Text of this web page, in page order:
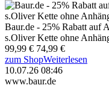
Baur.de - 25% Rabatt auf
s.Oliver Kette ohne
99,99 € 74,99 €
zum ShopWeiterlesen
10.07.26 08:46
www.baur.de